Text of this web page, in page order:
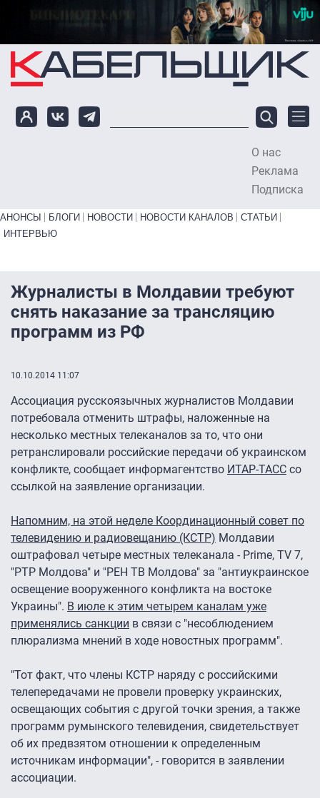
Перейти к основному содержанию
О нас
Реклама
Подписка
Primary links bottom
АНОНСЫ БЛОГИ НОВОСТИ НОВОСТИ КАНАЛОВ
СТАТЬИ
ИНТЕРВЬЮ
Журналисты в Молдавии требуют
снять наказание за трансляцию
программ из РФ
10.10.2014 11:07
Ассоциация русскоязычных журналистов Молдавии
потребовала отменить штрафы, наложенные на
несколько местных телеканалов за то, что они
ретранслировали российские передачи об украинском
конфликте, сообщает информагентство ИТАР-ТАСС со
ссылкой на заявление организации.
Напомним, на этой неделе Координационный совет по
телевидению и радиовещанию (КСТР) Молдавии
оштрафовал четыре местных телеканала - Prime, ТV 7,
"РТР Молдова" и "РЕН ТВ Молдова" за "антиукраинское
освещение вооруженного конфликта на востоке
Украины". В июле к этим четырем каналам уже
применялись санкции в связи с "несоблюдением
плюрализма мнений в ходе новостных программ".
"Тот факт, что члены КСТР наряду с российскими
телепередачами не провели проверку украинских,
освещающих события с другой точки зрения, а также
программ румынского телевидения, свидетельствует
об их предвзятом отношении к определенным
источникам информации", - говорится в заявлении
ассоциации.